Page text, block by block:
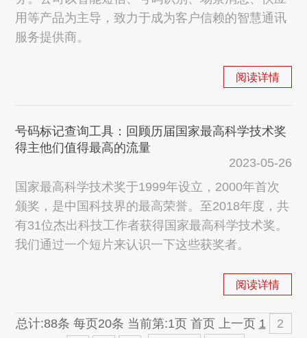
用等产品为主导，致力于成为客户信赖的智慧通讯
服务提供商。
阅读详情
号码标记查询工具：回顾历届国家最高科学技术奖
得主他们值得最高的流量
2023-05-26
国家最高科学技术奖于1999年设立，2000年首次
颁奖，是中国科技界的最高荣誉。至2018年度，共
有31位杰出科技工作者获得国家最高科学技术奖。
我们通过一个短片来认识一下这些获奖者。
阅读详情
总计:88条 每页20条 当前第:1页 首页 上一页 1 2